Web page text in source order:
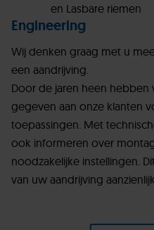
en Lasbare riemen
Engineering
Wij denken graag met u
een aandrijving.
Door de jaren heen hebben
gegeven aan onze klanten
toepassingen. Met
ook informeren over
noodzakelijke instellingen.
van uw aandrijving